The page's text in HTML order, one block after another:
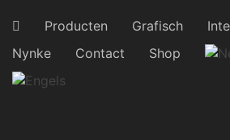
Producten Grafisch
Nynke
Contact Shop